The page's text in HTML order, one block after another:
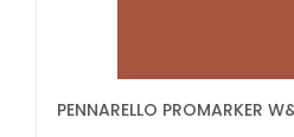
PENNARELLO PROMARKER